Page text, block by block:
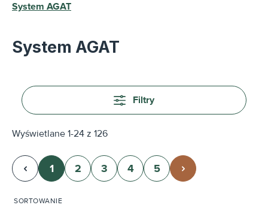
System AGAT
System AGAT
Filtry
Wyświetlane 1-24 z 126
Strona
1 Strona
2 Strona
3 Strona
4 Strona
5
SORTOWANIE